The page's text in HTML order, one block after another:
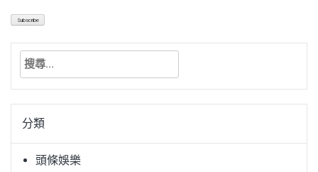
搜
關
字:分類
頭條娛樂